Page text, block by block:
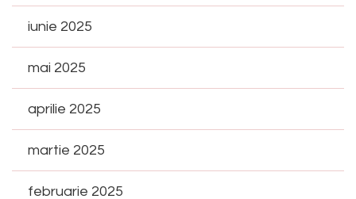
iunie 2025
mai 2025
aprilie 2025
martie 2025
februarie 2025